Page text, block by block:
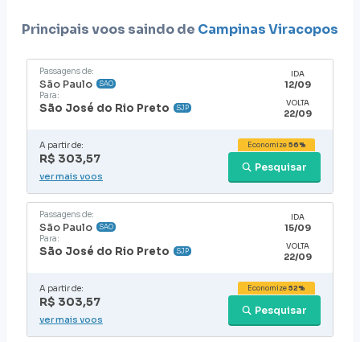
Principais voos saindo de Campinas Viracopos
Passagens de:
São Paulo SAO
Para:
São José do Rio Preto SJP
IDA
12/09
VOLTA
22/09
A partir de:
R$ 303,57
Pesquisar
Economize56%
ver mais voos
Passagens de:
São Paulo SAO
Para:
São José do Rio Preto SJP
IDA
15/09
VOLTA
22/09
A partir de:
R$ 303,57
Pesquisar
Economize52%
ver mais voos